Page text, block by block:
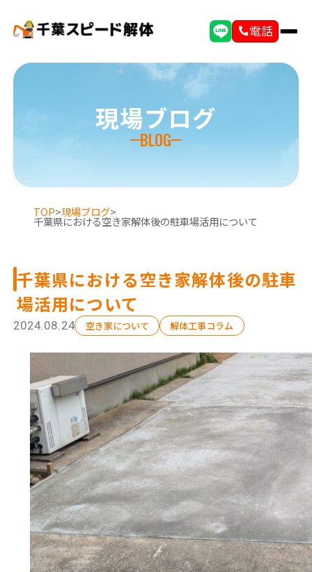
電話
選ばれる理由
解体工事の流れ
会社概要
施工事例
現場ブログ
BLOG
TOP>現場ブログ>
千葉県における空き家解体後の駐車場活用について
千葉県における空き家解体後の駐車
場活用について
2024.08.24 空き家について 解体工事コラム